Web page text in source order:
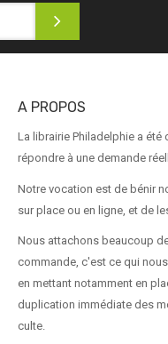
A PROPOS
La librairie Philadelphie a été
répondre à une demande
Notre vocation est de bénir
sur place ou en ligne, et de
Nous attachons beaucoup
commande, c'est ce qui
en mettant notamment en
duplication immédiate des
culte.